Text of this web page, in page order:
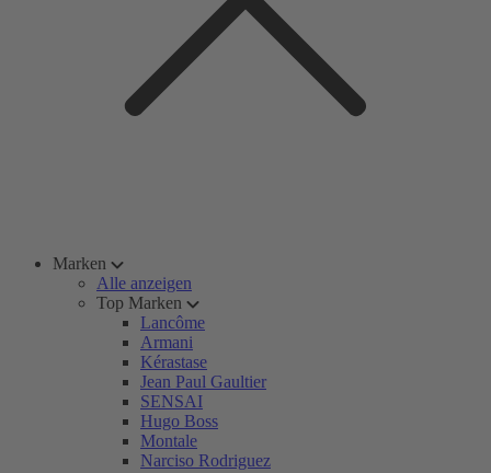
Marken
Alle anzeigen
Top Marken
Lancôme
Armani
Kérastase
Jean Paul Gaultier
SENSAI
Hugo Boss
Montale
Narciso Rodriguez